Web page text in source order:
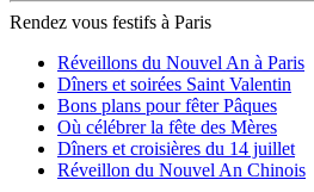
Rendez vous festifs à Paris
Réveillons du Nouvel An à Paris
Dîners et soirées Saint Valentin
Bons plans pour fêter Pâques
Où célébrer la fête des Mères
Dîners et croisières du 14 juillet
Réveillon du Nouvel An Chinois